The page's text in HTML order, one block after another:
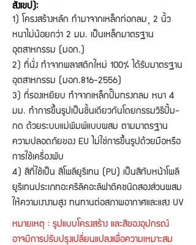
สังเขป):
1) โครงสร้างหลัก ทำมาจากเหล็กท่อกลม Ø 2 นิ้ว
หนาไม่น้อยกว่า 2 มม. เป็นเหล็กมาตรฐาน
อุตสาหกรรม (มอก.)
2) ที่นั่ง ทำจากพลาสติกใหม่ 100% ได้รับมาตรฐาน
อุตสาหกรรม (มอก.816-2556)
3) ที่รองเหยียบ ทำจากเหล็กปั๊มทรงกลม หนา 4
มม. ทำการขึ้นรูปเป็นชิ้นเดียวกันโดยกรรมวิธีปั้ม-
กด ด้วยระบบแม่พิมพ์แบบผสม ตามมาตรฐาน
ความปลอดภัยของ EU ไม่ใช่การขึ้นรูปด้วยมือหรือ
การใช้เครื่องพับ
4) สีที่ใช้เป็น สีโพลียูรีเทน (PU) เป็นสีทับหน้าโพลี
ยูรีเทนประเภทอะครีลิคอะลิฟาติคชนิดสองส่วนผสม
ให้ความเงางามสูง ทนทานต่อสภาพอากาศและแสง UV
หมายเหตุ : รูปแบบโครงสร้าง และสีของอุปกรณ์
อาจมีการปรับปรุงเปลี่ยนแปลงเพื่อความเหมาะสม